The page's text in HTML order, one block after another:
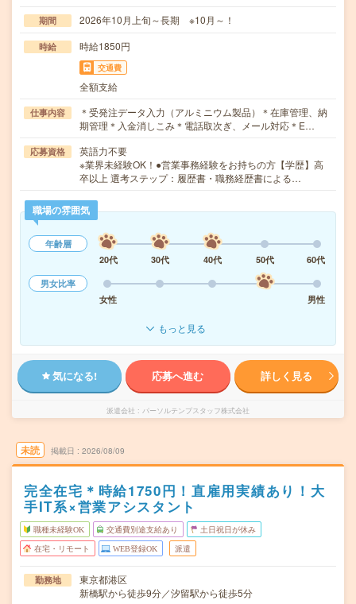
期間 2026年10月上旬～長期 ※10月～！
時給 時給1850円
交通費
全額支給
仕事内容
＊受発注データ入力（アルミニウム製品）＊在庫管理、納
期管理＊入金消しこみ＊電話取次ぎ、メール対応＊E…
応募資格
英語力不要
※業界未経験OK！●営業事務経験をお持ちの方【学歴】高
卒以上 選考ステップ：履歴書・職務経歴書による…
職場の雰囲気
年齢層
20代
30代 40代 50代
60代
男女比率
女性
男性
もっと見る
気になる! 応募へ進む 詳しく見る
派遣会社 パーソルテンプスタッフ株式会社
未読 掲載日 2026/08/09
完全在宅＊時給1750円！直雇用実績あり！大
手IT系×営業アシスタント
職種未経験OK 交通費別途支給あり 土日祝日が休み
在宅・リモート WEB登録OK 派遣
勤務地
東京都港区
新橋駅から徒歩9分／汐留駅から徒歩5分